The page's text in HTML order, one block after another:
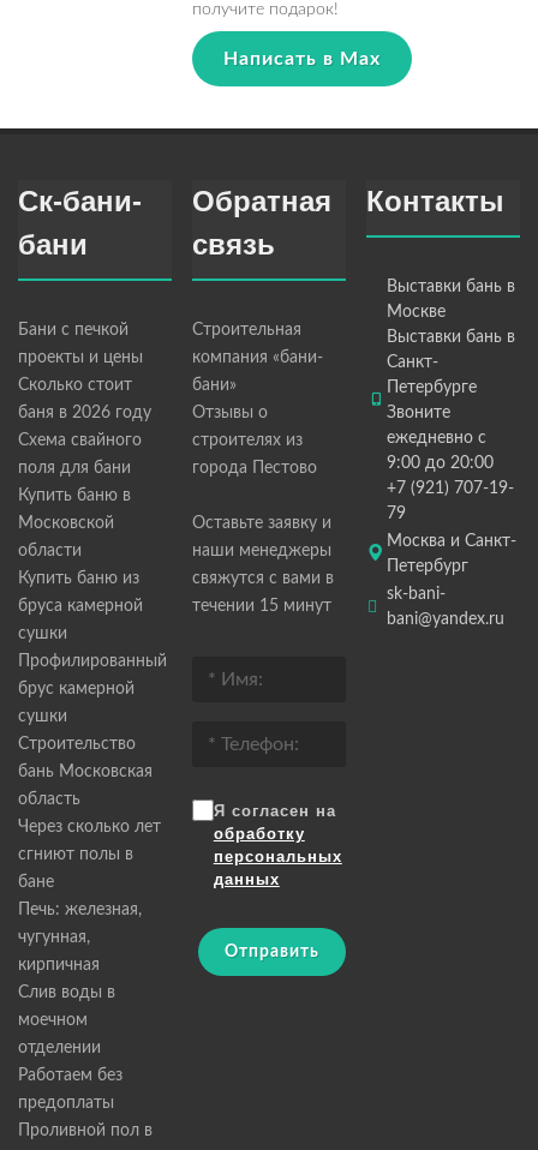
получите подарок!
Написать в Max
Ск-бани-
бани
Бани с печкой
проекты и цены
Сколько стоит
баня в 2026 году
Схема свайного
поля для бани
Купить баню в
Московской
области
Купить баню из
бруса камерной
сушки
Профилированный
брус камерной
сушки
Строительство
бань Московская
область
Через сколько лет
сгниют полы в
бане
Печь: железная,
чугунная,
кирпичная
Слив воды в
моечном
отделении
Работаем без
предоплаты
Проливной пол в
Обратная
связь
Строительная
компания «бани-
бани»
Отзывы о
строителях из
города Пестово
Оставьте заявку и
наши менеджеры
свяжутся с вами в
течении 15 минут
Я согласен на
обработку
персональных
данных
Отправить
Контакты
Выставки бань в
Москве
Выставки бань в
Санкт-
Петербурге
Звоните
ежедневно с
9:00 до 20:00
+7 (921) 707-19-
79
Москва и Санкт-
Петербург
sk-bani-
bani@yandex.ru